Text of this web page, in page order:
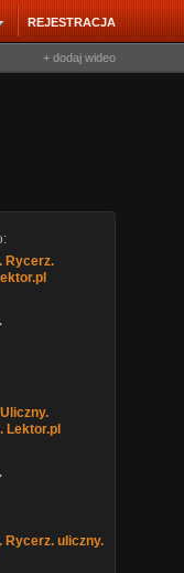
REJESTRACJA
+ dodaj wideo
Rycerz.
Lektor.pl
Rycerz. uliczny.